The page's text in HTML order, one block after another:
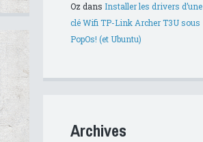
Oz dans Installer les drivers d’une
clé Wifi TP-Link Archer T3U sous
PopOs! (et Ubuntu)
Archives